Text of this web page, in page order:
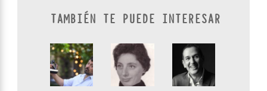
TAMBIÉN TE PUEDE INTERESAR